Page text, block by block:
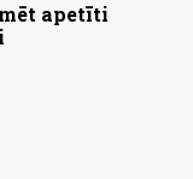
apetīti